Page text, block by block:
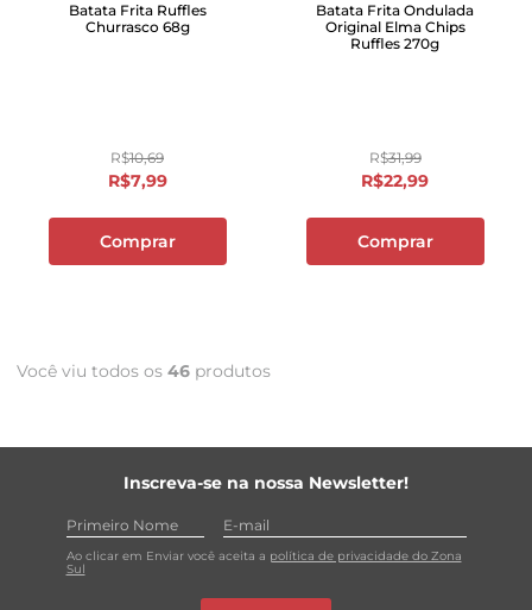
Batata Frita Ruffles
Churrasco 68g
R$10,69
R$7,99
Comprar
Batata Frita Ondulada
Original Elma Chips
Ruffles 270g
R$31,99
R$22,99
Comprar
Você viu todos os 46 produtos
Inscreva-se na nossa Newsletter!
Ao clicar em Enviar você aceita a política de privacidade do Zona
Sul